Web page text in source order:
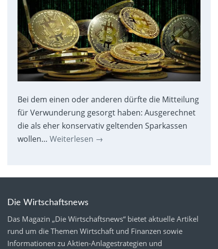
Bei dem einen oder anderen dürfte die Mitteilung
für Verwunderung gesorgt haben: Ausgerechnet
die als eher konservativ geltenden Sparkassen
wollen… Weiterlesen →
Die Wirtschaftsnews
Das Magazin „Die Wirtschaftsnews“ bietet aktuelle Artikel
rund um die Themen Wirtschaft und Finanzen sowie
Informationen zu Aktien-Anlagestrategien und